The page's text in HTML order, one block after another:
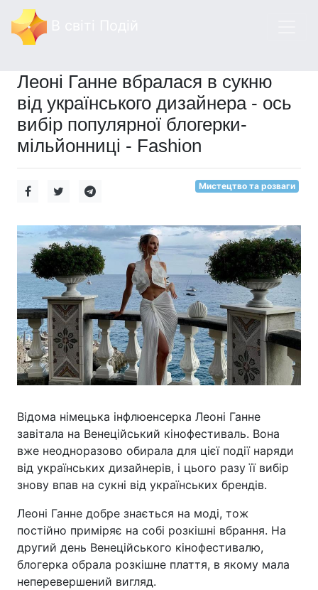
Леоні Ганне вбралася в сукню
від українського дизайнера - ось
вибір популярної блогерки-
мільйонниці - Fashion
Мистецтво та розваги
Відома німецька інфлюенсерка Леоні Ганне
завітала на Венеційський кінофестиваль. Вона
вже неодноразово обирала для цієї події наряди
від українських дизайнерів, і цього разу її вибір
знову впав на сукні від українських брендів.
Леоні Ганне добре знається на моді, тож
постійно приміряє на собі розкішні вбрання. На
другий день Венеційського кінофестивалю,
блогерка обрала розкішне плаття, в якому мала
неперевершений вигляд.